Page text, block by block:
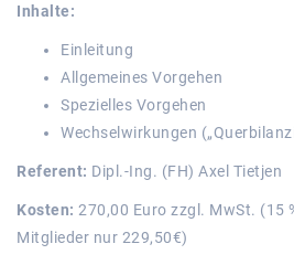
Inhalte:
Einleitung
Allgemeines Vorgehen
Spezielles Vorgehen
Wechselwirkungen
Referent: Dipl.-Ing. (FH) Axel Tietjen
Kosten: 270,00 Euro zzgl. MwSt. (15
Mitglieder nur 229,50€)